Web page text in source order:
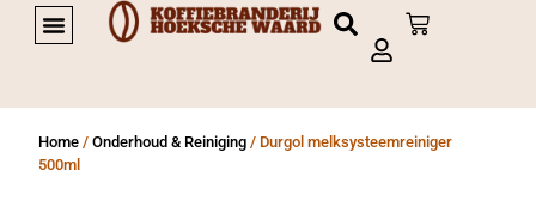
Home /Onderhoud & Reiniging / Durgol melksysteemreiniger
500ml